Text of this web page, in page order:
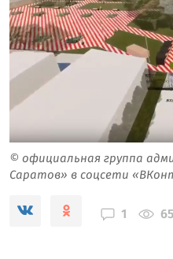
© официальная группа
Саратов» в соцсети
1